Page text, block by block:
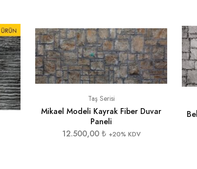
Taş Serisi
Mikael Modeli Kayrak Fiber Duvar
Paneli
12.500,00 ₺ +20% KDV